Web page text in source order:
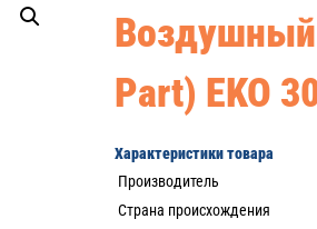
Воздушный
Part) EKO
Характеристики товара
Производитель
Страна происхождения